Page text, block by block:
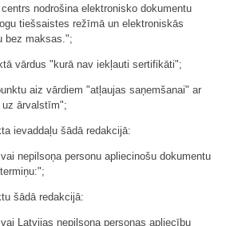
nodrošina elektronisko dokumentu
tiešsaistes režīmā un elektroniskās
bez maksas.";
vārdus "kurā nav iekļauti sertifikāti";
aiz vārdiem "atļaujas saņemšanai" ar
ārvalstīm";
ievaddaļu šādā redakcijā:
nepilsoņa personu apliecinošu dokumentu
šādā redakcijā:
Latvijas nepilsoņa personas apliecību